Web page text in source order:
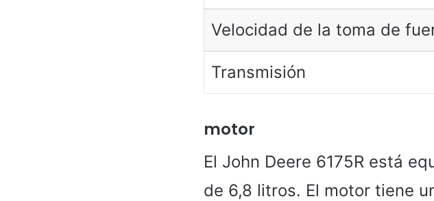
Velocidad de la toma de
Transmisión
motor
El John Deere 6175R está
de 6,8 litros. El motor tiene